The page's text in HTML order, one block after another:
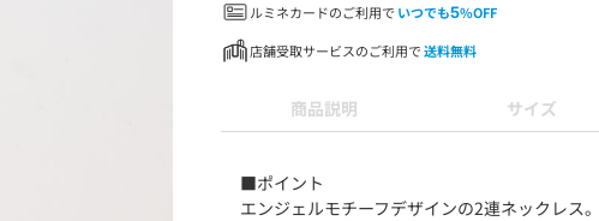
ルミネカードのご利用で いつでも5%OFF
店舗受取サービスのご利用で送料無料
商品説明 サイズ
■ポイント
エンジェルモチーフデザインの2連ネックレス。